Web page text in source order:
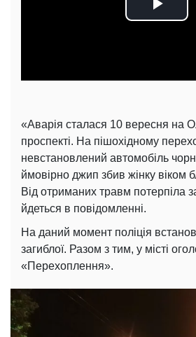
Play
«Аварія сталася 10 вересня на
проспекті. На пішохідному
невстановлений автомобіль
ймовірно джип збив жінку віком
Від отриманих травм потерпіла
йдеться в повідомленні.
На даний момент поліція
загиблої. Разом з тим, у місті
«Перехоплення».